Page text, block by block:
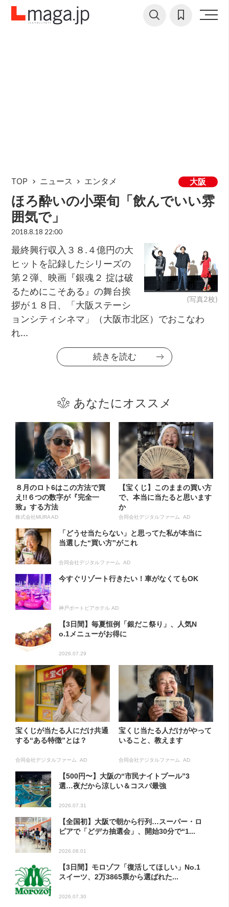
TOP ニュース エンタメ 大阪
ほろ酔いの小栗旬「飲んでいい雰
囲気で」
2018.8.18 22:00
(写真2枚)
最終興行収入３８.４億円の大
ヒットを記録したシリーズの
第２弾、映画『銀魂２ 掟は破
るためにこそある』の舞台挨
拶が１８日、「大阪ステーシ
ョンシティシネマ」（大阪市北区）でおこなわ
れ...
続きを読む
あなたにオススメ
８月のロト6はこの方法で買
え!!６つの数字が『完全一
致』する方法
株式会社MURA AD
【宝くじ】このままの買い方
で、本当に当たると思います
か
合同会社デジタルファーム AD
「どうせ当たらない」と思ってた私が本当に
当選した“買い方”がこれ
合同会社デジタルファーム AD
今すぐリゾート行きたい！車がなくてもOK
神戸ポートピアホテル AD
【3日間】毎夏恒例「銀だこ祭り」、人気N
o.1メニューがお得に
2026.07.29
宝くじが当たる人にだけ共通
する“ある特徴”とは？
合同会社デジタルファーム AD
宝くじ当たる人だけがやって
いること、教えます
合同会社デジタルファーム AD
【500円〜】大阪の“市民ナイトプール”3
選…夜だから涼しい＆コスパ最強
2026.07.31
【全国初】大阪で朝から行列…スーパー・ロ
ピアで「どデカ抽選会」、開始30分で“1...
2026.08.01
【3日間】モロゾフ「復活してほしい」No.1
スイーツ、2万3865票から選ばれた...
2026.07.30